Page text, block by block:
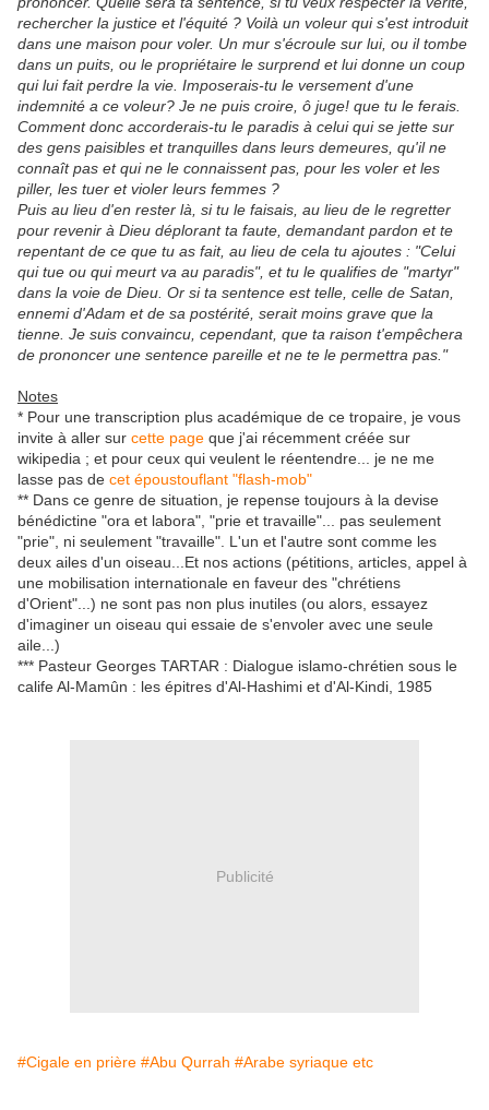
rechercher la justice et l'équité ? Voilà un voleur qui s'est introduit
dans une maison pour voler. Un mur s'écroule sur lui, ou il tombe
dans un puits, ou le propriétaire le surprend et lui donne un coup
qui lui fait perdre la vie. Imposerais-tu le versement d'une
indemnité a ce voleur? Je ne puis croire, ô juge! que tu le ferais.
Comment donc accorderais-tu le paradis à celui qui se jette sur
des gens paisibles et tranquilles dans leurs demeures, qu'il ne
connaît pas et qui ne le connaissent pas, pour les voler et les
piller, les tuer et violer leurs femmes ?
Puis au lieu d'en rester là, si tu le faisais, au lieu de le regretter
pour revenir à Dieu déplorant ta faute, demandant pardon et te
repentant de ce que tu as fait, au lieu de cela tu ajoutes : "Celui
qui tue ou qui meurt va au paradis", et tu le qualifies de "martyr"
dans la voie de Dieu. Or si ta sentence est telle, celle de Satan,
ennemi d'Adam et de sa postérité, serait moins grave que la
tienne. Je suis convaincu, cependant, que ta raison t'empêchera
de prononcer une sentence pareille et ne te le permettra pas."
Notes
* Pour une transcription plus académique de ce tropaire, je vous
invite à aller sur cette page que j'ai récemment créée sur
wikipedia ; et pour ceux qui veulent le réentendre... je ne me
lasse pas de cet époustouflant "flash-mob"
** Dans ce genre de situation, je repense toujours à la devise
bénédictine "ora et labora", "prie et travaille"... pas seulement
"prie", ni seulement "travaille". L'un et l'autre sont comme les
deux ailes d'un oiseau...Et nos actions (pétitions, articles, appel à
une mobilisation internationale en faveur des "chrétiens
d'Orient"...) ne sont pas non plus inutiles (ou alors, essayez
d'imaginer un oiseau qui essaie de s'envoler avec une seule
aile...)
*** Pasteur Georges TARTAR : Dialogue islamo-chrétien sous le
calife Al-Mamûn : les épitres d'Al-Hashimi et d'Al-Kindi, 1985
Publicité
#Cigale en prière #Abu Qurrah #Arabe syriaque etc